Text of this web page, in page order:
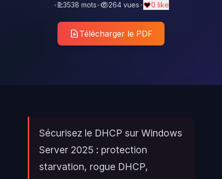
•
3538 mots• 264 vues• 0 like
Télécharger le PDF
Sécurisez le DHCP sur Windows
Server 2025 : protection
starvation, rogue DHCP,